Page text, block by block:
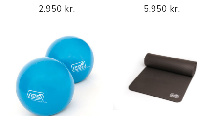
2.950 kr. 5.950 kr.